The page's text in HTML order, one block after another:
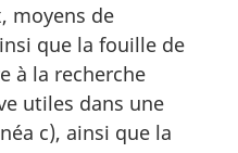
moyens de
que la fouille de
à la recherche
utiles dans une
c), ainsi que la